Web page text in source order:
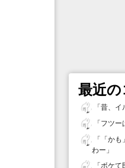
最近の
「昔、イ
「フツー
「 「か
わー 」
「ボケて